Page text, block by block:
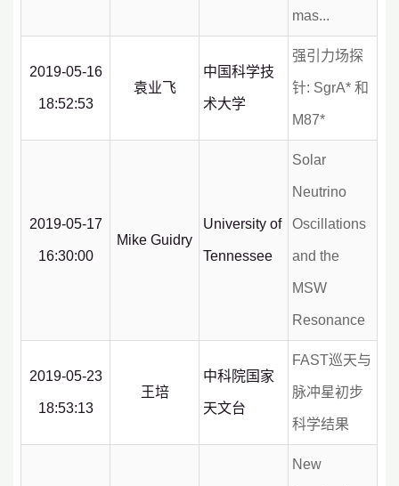
mas...
2019-05-16
18:52:53
袁业飞
中国科学技
术大学
强引力场探
针: SgrA* 和
M87*
2019-05-17
16:30:00
Mike Guidry
University of
Tennessee
Solar
Neutrino
Oscillations
and the
MSW
Resonance
2019-05-23
18:53:13
王培
中科院国家
天文台
FAST巡天与
脉冲星初步
科学结果
New